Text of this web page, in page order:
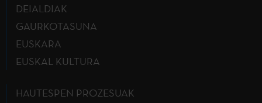
DEIALDIAK
GAURKOTASUNA
EUSKARA
EUSKAL KULTURA
HAUTESPEN PROZESUAK